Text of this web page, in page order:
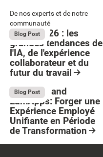
Button Text
De nos experts et de notre
communauté
August 4, 2026
Blog Post
Bright 2026 : les
grandes tendances de
l'IA, de l'expérience
collaborateur et du
futur du travail
July 13, 2026
Blog Post
Stellantis and
LumApps: Forger une
Expérience Employé
Unifiante en Période
de Transformation